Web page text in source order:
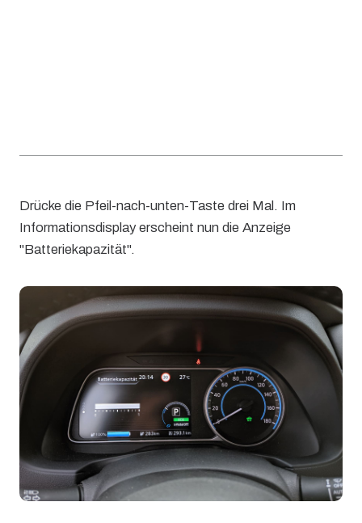
Drücke die Pfeil-nach-unten-Taste drei Mal. Im
Informationsdisplay erscheint nun die Anzeige
"Batteriekapazität".